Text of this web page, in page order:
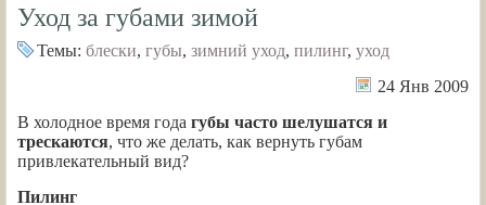
Уход за губами зимой
Темы: блески, губы, зимний уход, пилинг, уход
24 Янв 2009
В холодное время года губы часто шелушатся и
трескаются, что же делать, как вернуть губам
привлекательный вид?
Пилинг